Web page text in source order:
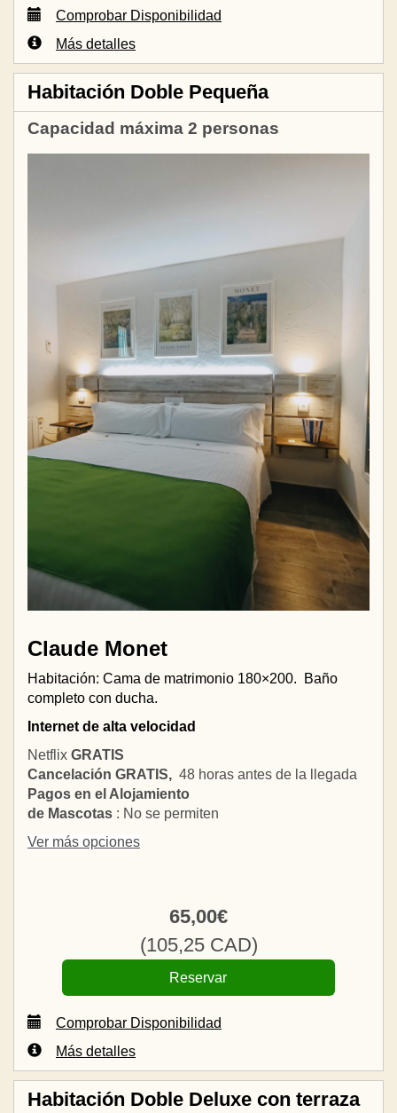
Comprobar Disponibilidad
Más detalles
Habitación Doble Pequeña
Capacidad máxima 2 personas
Claude Monet
Habitación: Cama de matrimonio 180×200.
Baño
completo con ducha.
Internet de alta velocidad
Netflix GRATIS
Cancelación GRATIS, 48 horas antes de la llegada
Pagos en el Alojamiento
de Mascotas : No se permiten
Ver más opciones
65,00€
(105,25CAD)
Comprobar Disponibilidad
Más detalles
Habitación Doble Deluxe con terraza